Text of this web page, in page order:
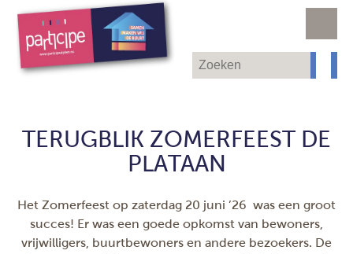
TERUGBLIK ZOMERFEEST DE
PLATAAN
Het Zomerfeest op zaterdag 20 juni ’26 was een groot
succes! Er was een goede opkomst van bewoners,
vrijwilligers, buurtbewoners en andere bezoekers. De